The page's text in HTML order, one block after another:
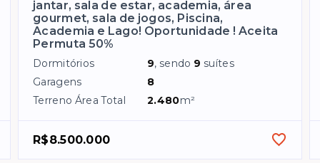
jantar, sala de estar, academia, área
gourmet, sala de jogos, Piscina,
Academia e Lago! Oportunidade ! Aceita
Permuta 50%
Dormitórios 9, sendo 9 suítes
Garagens
8
Terreno Área Total
2.480m²
R$8.500.000